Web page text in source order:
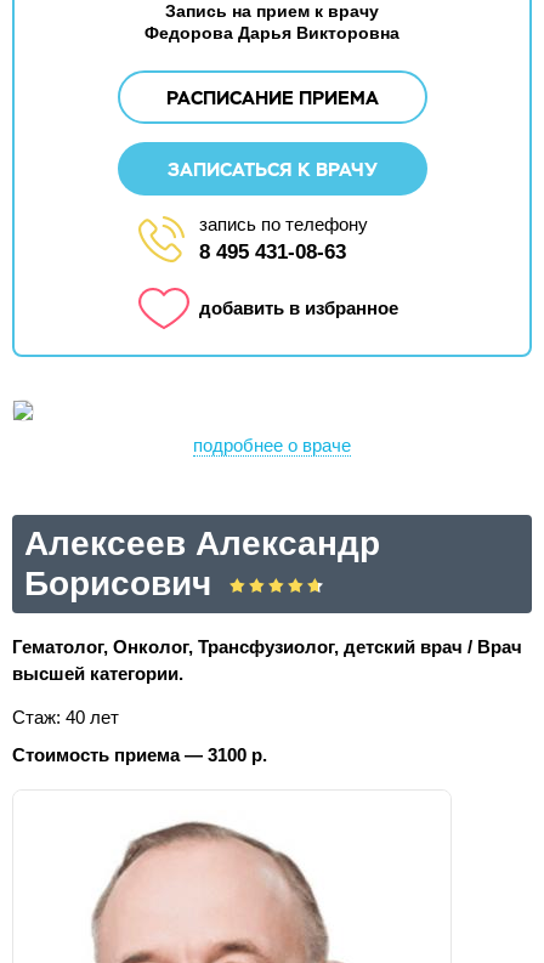
Запись на прием к врачу
Федорова Дарья Викторовна
РАСПИСАНИЕ ПРИЕМА
ЗАПИСАТЬСЯ К ВРАЧУ
запись по телефону
8 495 431-08-63
добавить в избранное
подробнее о враче
Алексеев Александр
Борисович
Гематолог, Онколог, Трансфузиолог, детский врач / Врач
высшей категории.
Стаж: 40 лет
Стоимость приема — 3100 р.